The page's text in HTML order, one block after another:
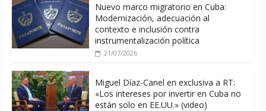
Nuevo marco migratorio en Cuba:
Modernización, adecuación al
contexto e inclusión contra
instrumentalización política
21/07/2026
Miguel Díaz-Canel en exclusiva a RT:
«Los intereses por invertir en Cuba no
están solo en EE.UU.» (video)